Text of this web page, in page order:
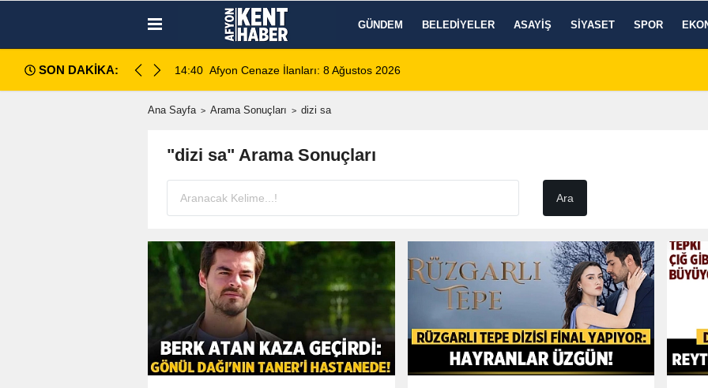
GÜNDEM BELEDIYELER ASAYIŞ SIYASET SPOR
SON DAKİKA: 14:40 Afyon Cenaze İlanları: 8 Ağustos 2026 Sinanpaşa’da
Ana Sayfa Arama Sonuçları dizi sa
"dizi sa" Arama Sonuçları